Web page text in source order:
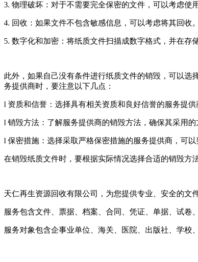
3. 物理破坏：对于不需要完全保密的文件，可以考虑使
4. 回收：如果文件不包含敏感信息，可以考虑将其回收
5. 数字化和加密：将纸质文件扫描成数字格式，并在存
此外，如果自己没有条件进行纸质文件的销毁，可以
务提供商时，要注意以下几点：
l 资质和信誉：选择具有相关资质和良好信誉的服务提供
l 销毁方法：了解服务提供商的销毁方法，确保其采用的
l 保密措施：选择采取严格保密措施的服务提供商，可
在销毁纸质文件时，要根据实际情况选择合适的销毁方
天仁再生资源回收有限公司，为您提供专业、安全的文
服务包含文件、票据、档案、合同、凭证、单据、试卷
服务对象包含企事业单位、海关、医院、出版社、学校